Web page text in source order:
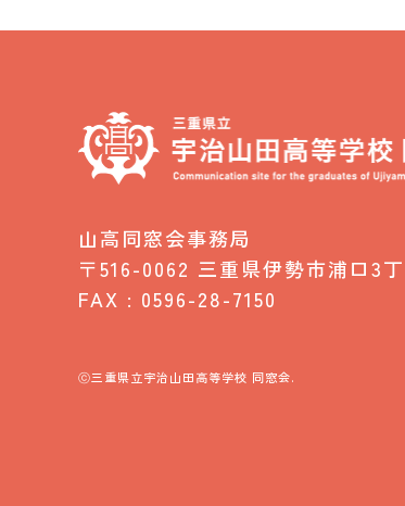
山高同窓会事務局
〒516-0062 三重県伊勢市浦口3
FAX : 0596-28-7150
ⓒ三重県立宇治山田高等学校 同窓会.